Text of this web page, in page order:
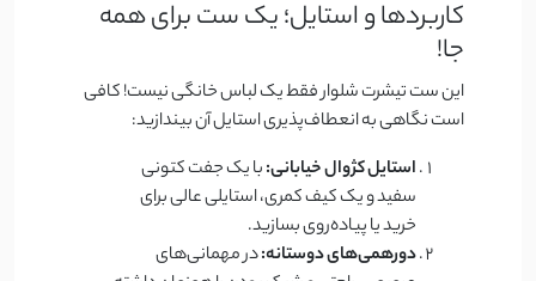
کاربردها و استایل؛ یک ست برای همه
جا!
این ست تیشرت شلوار فقط یک لباس خانگی نیست! کافی
است نگاهی به انعطاف‌پذیری استایل آن بیندازید:
استایل کژوال خیابانی:با یک جفت کتونی
سفید و یک کیف کمری، استایلی عالی برای
خرید یا پیاده‌روی بسازید.
دورهمی‌های دوستانه:در مهمانی‌های